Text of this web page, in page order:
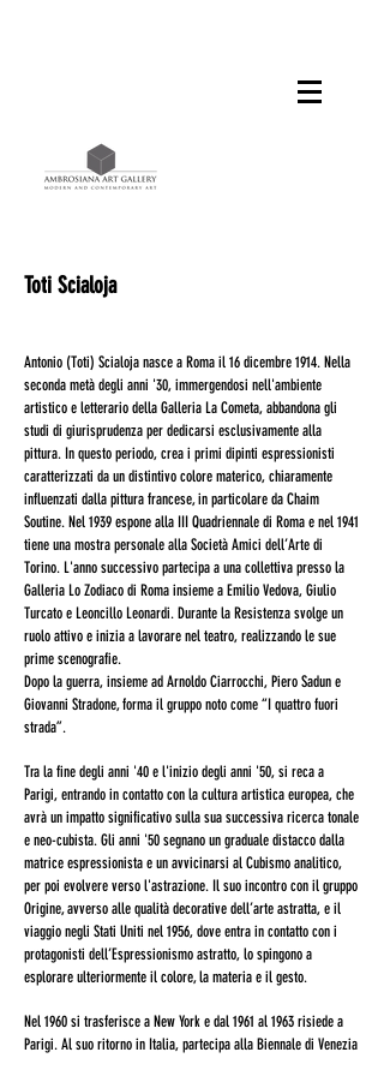
Toti Scialoja
Antonio (Toti) Scialoja nasce a Roma il 16 dicembre 1914. Nella
seconda metà degli anni '30, immergendosi nell'ambiente
artistico e letterario della Galleria La Cometa, abbandona gli
studi di giurisprudenza per dedicarsi esclusivamente alla
pittura. In questo periodo, crea i primi dipinti espressionisti
caratterizzati da un distintivo colore materico, chiaramente
influenzati dalla pittura francese, in particolare da Chaim
Soutine. Nel 1939 espone alla III Quadriennale di Roma e nel 1941
tiene una mostra personale alla Società Amici dell’Arte di
Torino. L'anno successivo partecipa a una collettiva presso la
Galleria Lo Zodiaco di Roma insieme a Emilio Vedova, Giulio
Turcato e Leoncillo Leonardi. Durante la Resistenza svolge un
ruolo attivo e inizia a lavorare nel teatro, realizzando le sue
prime scenografie.
Dopo la guerra, insieme ad Arnoldo Ciarrocchi, Piero Sadun e
Giovanni Stradone, forma il gruppo noto come “I quattro fuori
strada”.
Tra la fine degli anni '40 e l'inizio degli anni '50, si reca a
Parigi, entrando in contatto con la cultura artistica europea, che
avrà un impatto significativo sulla sua successiva ricerca tonale
e neo-cubista. Gli anni '50 segnano un graduale distacco dalla
matrice espressionista e un avvicinarsi al Cubismo analitico,
per poi evolvere verso l'astrazione. Il suo incontro con il gruppo
Origine, avverso alle qualità decorative dell’arte astratta, e il
viaggio negli Stati Uniti nel 1956, dove entra in contatto con i
protagonisti dell’Espressionismo astratto, lo spingono a
esplorare ulteriormente il colore, la materia e il gesto.
Nel 1960 si trasferisce a New York e dal 1961 al 1963 risiede a
Parigi. Al suo ritorno in Italia, partecipa alla Biennale di Venezia